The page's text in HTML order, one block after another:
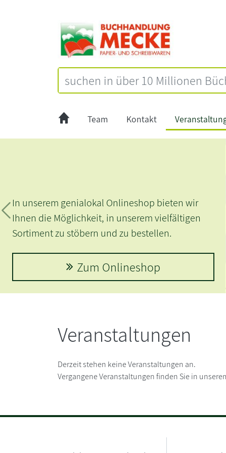
Team Kontakt
Zurück
In unserem genialokal Onlineshop bieten wir
Ihnen die Möglichkeit, in unserem vielfältigen
Sortiment zu stöbern und zu bestellen.
Zum Onlineshop
Veranstaltungen
Derzeit stehen keine Veranstaltungen an.
Vergangene Veranstaltungen finden Sie in